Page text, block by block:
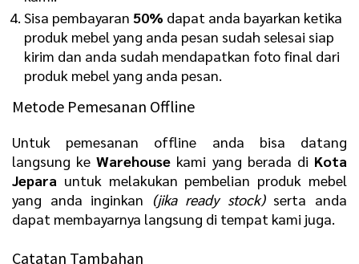
Sisa pembayaran 50% dapat anda bayarkan ketika
produk mebel yang anda pesan sudah selesai siap
kirim dan anda sudah mendapatkan foto final dari
produk mebel yang anda pesan.
Metode Pemesanan Offline
Untuk pemesanan offline anda bisa datang
langsung keWarehouse kami yang berada di Kota
Jepara untuk melakukan pembelian produk mebel
yang anda inginkan (jika ready stock)serta anda
dapat membayarnya langsung di tempat kami juga.
Catatan Tambahan